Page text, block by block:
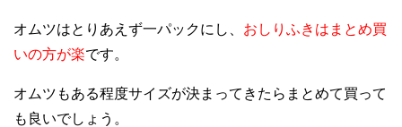
オムツはとりあえず一パックにし、 おしりふきはまとめ買
いの方が楽です。
オムツもある程度サイズが決まってきたらまとめて買って
も良いでしょう。